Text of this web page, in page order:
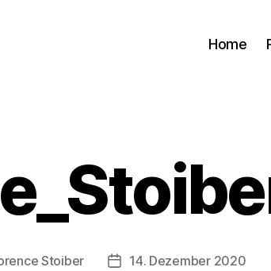
Home
Stoiber Veröffentlichungsdatum
14. Dezember 2020